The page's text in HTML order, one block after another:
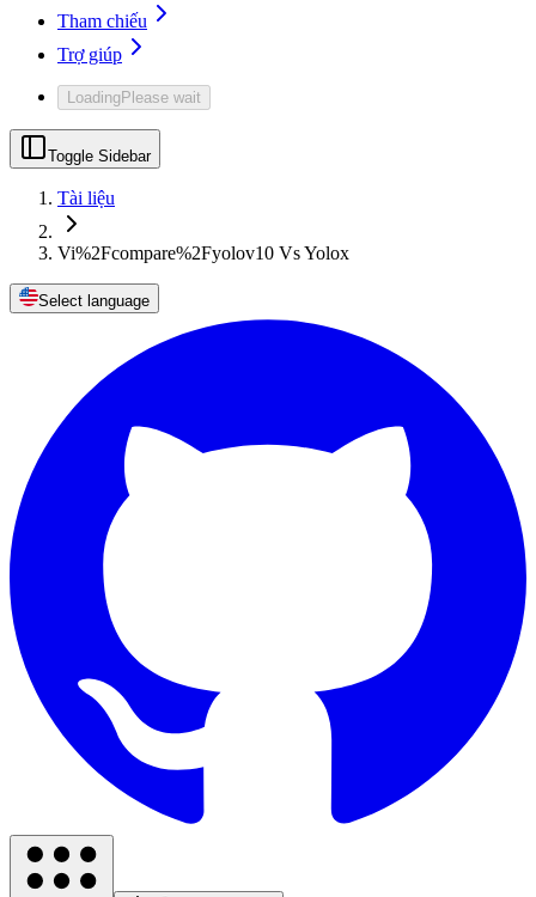
Tham chiếu
Trợ giúp
LoadingPlease wait
Toggle Sidebar
Tài liệu
Vi%2Fcompare%2Fyolov10 Vs Yolox
Select language